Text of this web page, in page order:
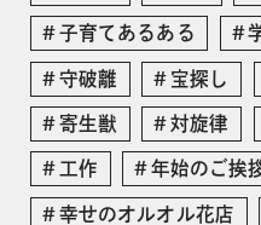
子育てあるある
守破離 宝探し
寄生獣 対旋律
工作 年始のご挨
幸せのオルオル花店